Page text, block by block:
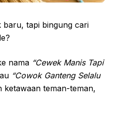
baru, tapi bingung cari
nama “Cewek Manis Tapi
“Cowok Ganteng Selalu
teman-teman,